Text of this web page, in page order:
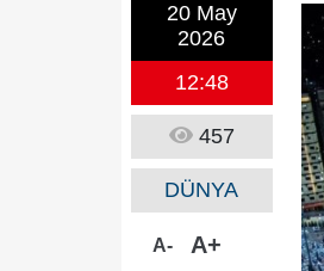
20 May
2026
12:48
457
DÜNYA
A- A+